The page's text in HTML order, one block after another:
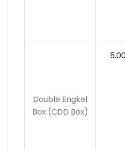
Double Engkel
Box (CDD Box)